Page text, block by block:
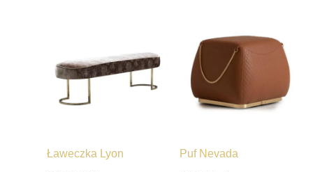
Ławeczka Lyon Puf Nevada